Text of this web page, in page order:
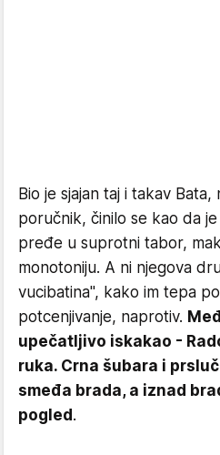
Bio je sjajan taj i takav
poručnik, činilo se kao da
pređe u suprotni tabor,
monotoniju. A ni njegova
vucibatina", kako im tepa
potcenjivanje, naprotiv.
upečatljivo iskakao -
ruka. Crna šubara i
smeđa brada, a iznad
pogled .